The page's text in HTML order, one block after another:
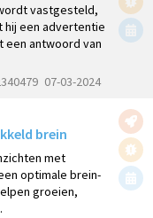
vastgesteld,
hij een advertentie
een antwoord van
07-03-2024
brein
met
optimale brein-
groeien,